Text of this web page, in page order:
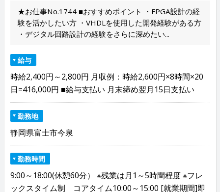
★お仕事No.1744 ■おすすめポイント ・FPGA設計の経
験を活かしたい方 ・VHDLを使用した開発経験がある方
・デジタル回路設計の経験をさらに深めたい...
給与
時給2,400円～2,800円 月収例：時給2,600円×8時間×20
日=416,000円 ■給与支払い 月末締め翌月15日支払い
勤務地
静岡県富士市今泉
勤務時間
9:00～18:00(休憩60分） ※残業は月1～5時間程度 ※フレ
ックスタイム制 コアタイム10:00～15:00 [就業期間]即